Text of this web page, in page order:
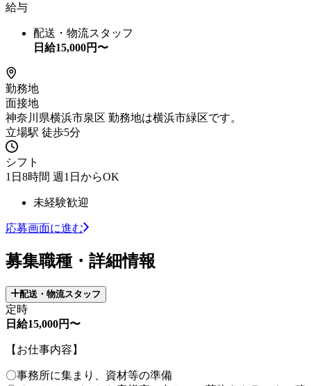
給与
配送・物流スタッフ
日給15,000円〜
勤務地
面接地
神奈川県横浜市泉区 勤務地は横浜市緑区です。
立場駅 徒歩5分
シフト
1日8時間 週1日からOK
未経験歓迎
応募画面に進む
募集職種・詳細情報
配送・物流スタッフ
定時
日給15,000円〜
【お仕事内容】
〇事務所に集まり、資材等の準備